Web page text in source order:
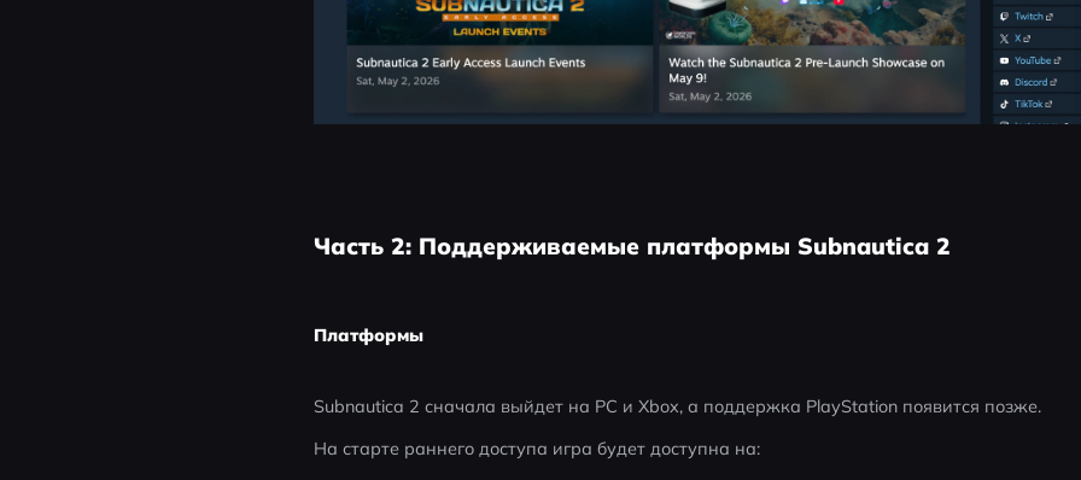
Часть 2: Поддерживаемые платформы Subnautica 2
Платформы
Subnautica 2 сначала выйдет на PC и Xbox, а поддержка PlayStation появится позже.
На старте раннего доступа игра будет доступна на: